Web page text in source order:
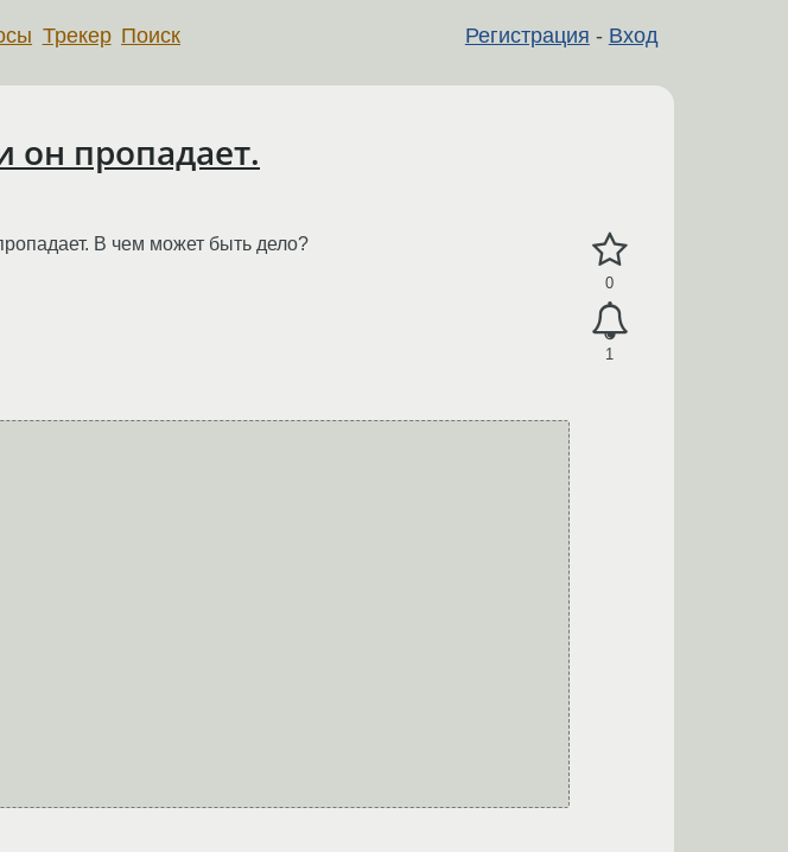
Регистрация - Вход
Трекер Поиск
он пропадает.
0
1
В чем может быть дело?